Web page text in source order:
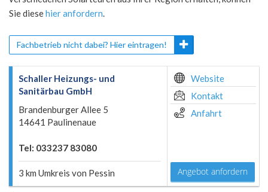
Sie diesehier anfordern.
Fachbetrieb nicht dabei? Hier eintragen!
Schaller Heizungs- und
Sanitärbau GmbH
Brandenburger Allee 5
14641 Paulinenaue
Tel: 033237 83080
3 km Umkreis von Pessin
Website
Kontakt
Anfahrt
Angebot anfordern